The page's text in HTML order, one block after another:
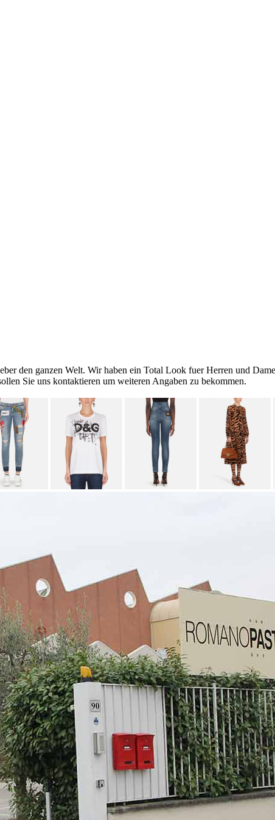
den ganzen Welt. Wir haben ein Total Look fuer Herren und
Sie uns kontaktieren um weiteren Angaben zu bekommen.